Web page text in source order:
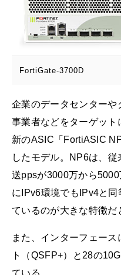
FortiGate-3700D
企業のデータセンター
事業者などをターゲッ
新のASIC「FortiASIC
したモデル。NP6は、
送ppsが3000万から
にIPv6環境でもIPv4と
ているのが大きな特徴だ
また、インターフェー
ト（QSFP+）と28の
ている。